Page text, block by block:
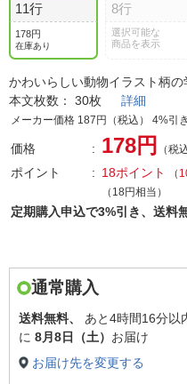
11行
178円
在庫あり
8行
選択可能な
商品を表示
かわいらしい動物イラスト柄
本文枚数： 30枚 詳細
メーカー価格 187円（税込） 4%引
価格 178円 （税
ポイント 18ポイント （
（18円相当）
定期購入申込で3%引き、送
通常購入
送料無料、 あと4時間16分以
に 8月8日（土） お届け
お届け先を変更する